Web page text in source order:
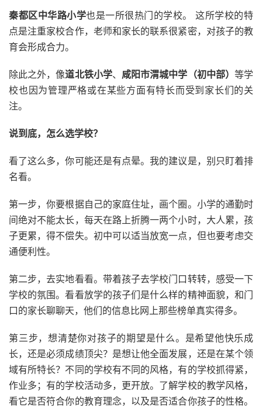
秦都区中华路小学也是一所很热门的学校。 这所学校的特
点是注重家校合作，老师和家长的联系很紧密，对孩子的教
育会形成合力。
除此之外，像道北铁小学、 咸阳市渭城中学（初中部） 等学
校也因为管理严格或在某些方面有特长而受到家长们的关
注。
说到底，怎么选学校？
看了这么多，你可能还是有点晕。我的建议是，别只盯着排
名看。
第一步，你要根据自己的家庭住址，画个圈。小学的通勤时
间绝对不能太长，每天在路上折腾一两个小时，大人累，孩
子更累，得不偿失。初中可以适当放宽一点，但也要考虑交
通便利性。
第二步，去实地看看。带着孩子去学校门口转转，感受一下
学校的氛围。看看放学的孩子们是什么样的精神面貌，和门
口的家长聊聊天，他们的信息比网上那些榜单真实得多。
第三步，想清楚你对孩子的期望是什么。是希望他快乐成
长，还是必须成绩顶尖？是想让他全面发展，还是在某个领
域有所特长？不同的学校有不同的风格，有的学校抓得紧，
作业多；有的学校活动多，更开放。了解学校的教学风格，
看它是否符合你的教育理念，以及是否适合你孩子的性格。